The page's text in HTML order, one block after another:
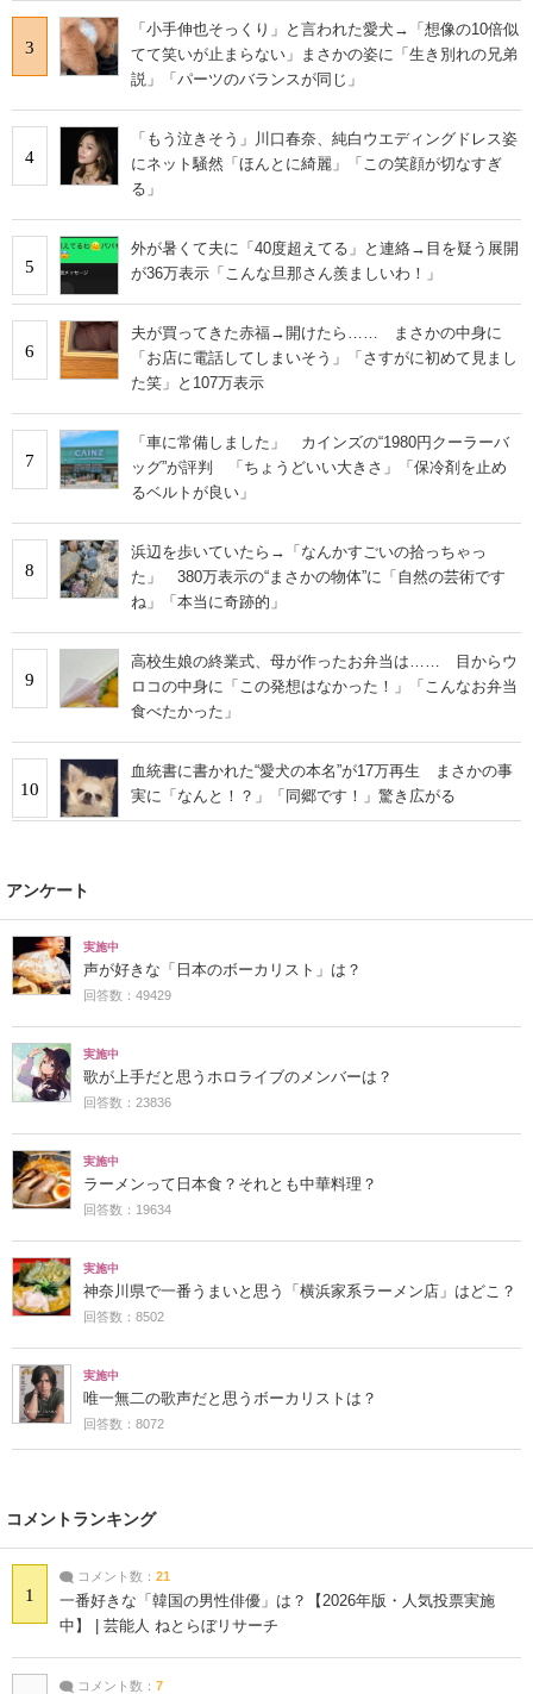
3
「小手伸也そっくり」と言われた愛犬→「想像の10倍似
てて笑いが止まらない」まさかの姿に「生き別れの兄弟
説」「パーツのバランスが同じ」
4
「もう泣きそう」川口春奈、純白ウエディングドレス姿
にネット騒然「ほんとに綺麗」「この笑顔が切なすぎ
る」
5
外が暑くて夫に「40度超えてる」と連絡→目を疑う展開
が36万表示「こんな旦那さん羨ましいわ！」
6
夫が買ってきた赤福→開けたら…… まさかの中身に
「お店に電話してしまいそう」「さすがに初めて見まし
た笑」と107万表示
7
「車に常備しました」 カインズの“1980円クーラーバ
ッグ”が評判 「ちょうどいい大きさ」「保冷剤を止め
るベルトが良い」
8
浜辺を歩いていたら→「なんかすごいの拾っちゃっ
た」 380万表示の“まさかの物体”に「自然の芸術です
ね」「本当に奇跡的」
9
高校生娘の終業式、母が作ったお弁当は…… 目からウ
ロコの中身に「この発想はなかった！」「こんなお弁当
食べたかった」
10
血統書に書かれた“愛犬の本名”が17万再生 まさかの事
実に「なんと！？」「同郷です！」驚き広がる
アンケート
実施中
声が好きな「日本のボーカリスト」は？
回答数：49429
実施中
歌が上手だと思うホロライブのメンバーは？
回答数：23836
実施中
ラーメンって日本食？それとも中華料理？
回答数：19634
実施中
神奈川県で一番うまいと思う「横浜家系ラーメン店」はどこ？
回答数：8502
実施中
唯一無二の歌声だと思うボーカリストは？
回答数：8072
コメントランキング
1
コメント数： 21
一番好きな「韓国の男性俳優」は？【2026年版・人気投票実施
中】 | 芸能人 ねとらぼリサーチ
コメント数： 7